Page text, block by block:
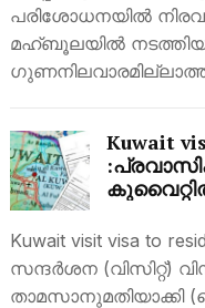
പരിശോധനയിൽ
മഹ്ബൂലയിൽ
Kuwait
ഫീസ്
Kuwait visit visa to
സന്ദർശന (വിസിറ്റ്)
താമസാനുമതിയാക്കി